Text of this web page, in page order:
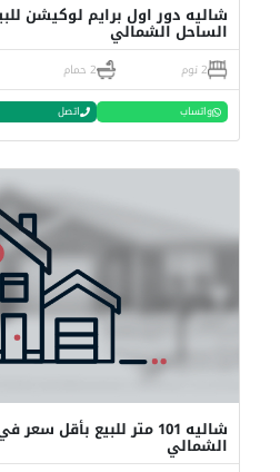
شاليه دور اول برايم لوكيشن
الساحل الشمالي
2 نوم 2 حمام
واتساب اتصل
شاليه 101 متر للبيع بأقل
الشمالي